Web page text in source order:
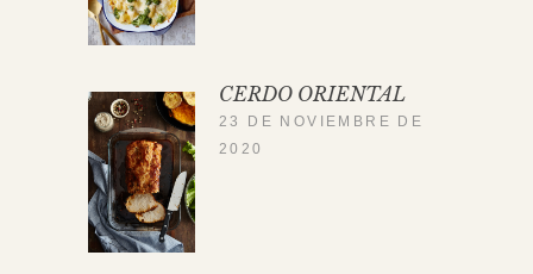
CERDO ORIENTAL
23 DE NOVIEMBRE DE
2020